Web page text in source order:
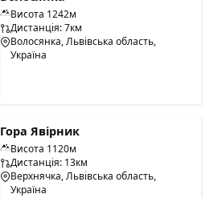
Висота 1242м
Дистанція: 7км
Волосянка, Львівська область,
Україна
Гора Явірник
Висота 1120м
Дистанція: 13км
Верхнячка, Львівська область,
Україна